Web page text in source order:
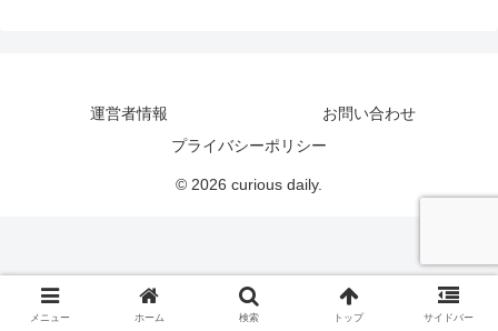
運営者情報
お問い合わせ
プライバシーポリシー
© 2026 curious daily.
メニュー ホーム 検索 トップ サイドバー